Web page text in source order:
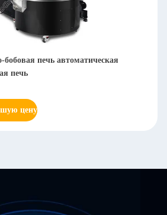
бобовая печь автоматическая
печь
цену